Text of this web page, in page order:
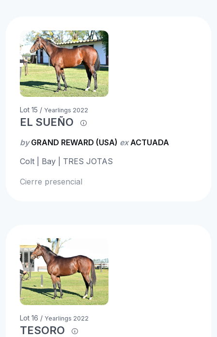
Lot 15 / Yearlings 2022
EL SUEÑO
byGRAND REWARD (USA) exACTUADA
Colt | Bay | TRES JOTAS
Cierre presencial
Lot 16 / Yearlings 2022
TESORO